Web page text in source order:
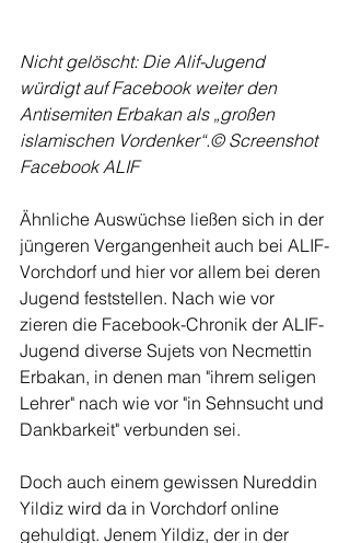
Nicht gelöscht: Die Alif-Jugend
würdigt auf Facebook weiter den
Antisemiten Erbakan als „großen
islamischen Vordenker“.© Screenshot
Facebook ALIF
Ähnliche Auswüchse ließen sich in der
jüngeren Vergangenheit auch bei ALIF-
Vorchdorf und hier vor allem bei deren
Jugend feststellen. Nach wie vor
zieren die Facebook-Chronik der ALIF-
Jugend diverse Sujets von Necmettin
Erbakan, in denen man "ihrem seligen
Lehrer" nach wie vor "in Sehnsucht und
Dankbarkeit" verbunden sei.
Doch auch einem gewissen Nureddin
Yildiz wird da in Vorchdorf online
gehuldigt. Jenem Yildiz, der in der